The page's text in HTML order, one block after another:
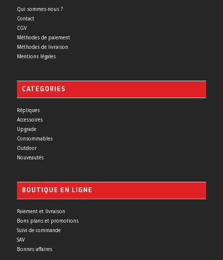
Qui sommes-nous ?
Contact
CGV
Méthodes de paiement
Méthodes de livraison
Mentions légales
CATÉGORIES
Répliques
Accessoires
Upgrade
Consommables
Outdoor
Nouveautés
BOUTIQUE EN LIGNE
Paiement et livraison
Bons plans et promotions
Suivi de commande
SAV
Bonnes affaires